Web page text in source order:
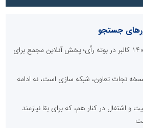
جستجو
صورت‌های مالی سال ۱۴۰۴ کالبر در بوته رأی؛ پخش آنلاین مجمع برای
نجات تعاون، شبکه سازی است، نه ادامه
اشتغال در کنار هم، که برای بقا نیازمند